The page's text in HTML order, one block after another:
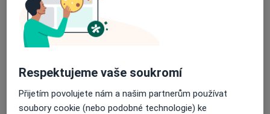
Dostupnost
Na této adrese online kalendář není aktivní
Co mám v takové situaci udělat?
Způsoby platby (soukromé návštěvy)
Detaily
Respektujeme vaše soukromí
Přijetím povolujete nám a našim partnerům používat
soubory cookie (nebo podobné technologie) ke